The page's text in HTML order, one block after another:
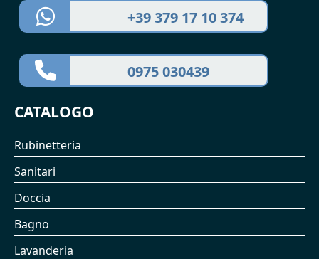
+39 379 17 10 374
0975 030439
CATALOGO
Rubinetteria
Sanitari
Doccia
Bagno
Lavanderia